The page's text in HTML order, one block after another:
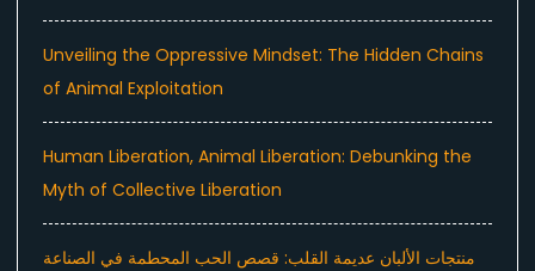
Unveiling the Oppressive Mindset: The Hidden Chains
of Animal Exploitation
Human Liberation, Animal Liberation: Debunking the
Myth of Collective Liberation
منتجات الألبان عديمة القلب: قصص الحب المحطمة في الصناعة